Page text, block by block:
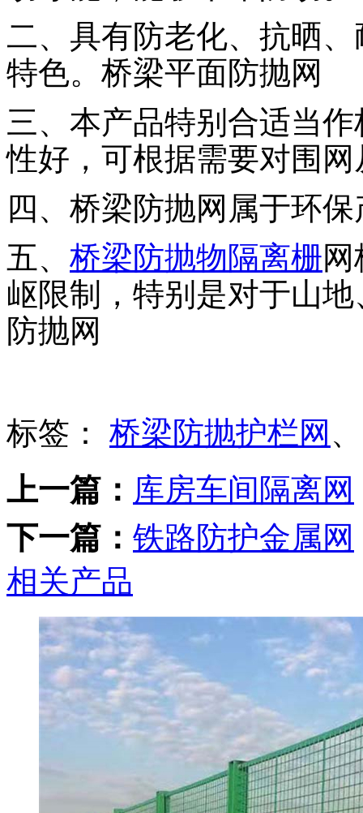
二、具有防老化、抗晒
特色。桥梁平面防抛网
三、本产品特别合适当
性好，可根据需要对围
四、桥梁防抛网属于环
五、 桥梁防抛物隔离栅
岖限制，特别是对于山
防抛网
标签： 桥梁防抛护栏网 、
上一篇： 库房车间隔离网
下一篇： 铁路防护金属网
相关产品